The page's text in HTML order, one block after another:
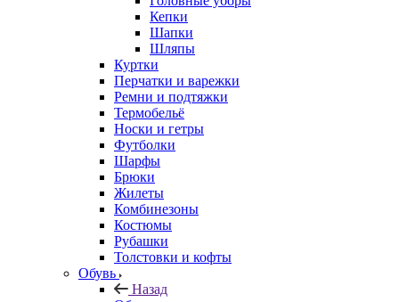
Кепки
Шапки
Шляпы
Куртки
Перчатки и варежки
Ремни и подтяжки
Термобельё
Носки и гетры
Футболки
Шарфы
Брюки
Жилеты
Комбинезоны
Костюмы
Рубашки
Толстовки и кофты
Обувь
Назад